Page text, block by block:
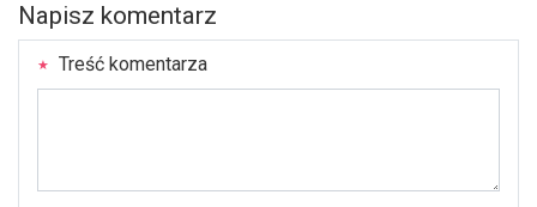
Napisz komentarz
Treść komentarza